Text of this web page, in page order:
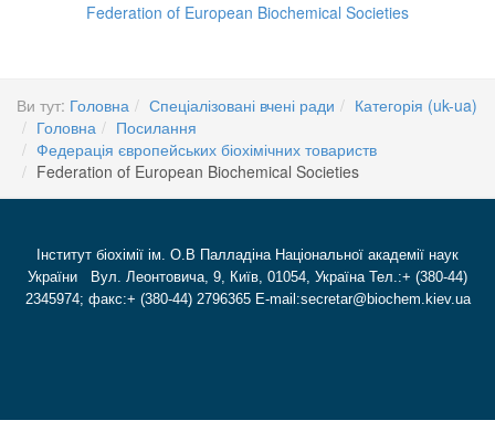
Federation of European Biochemical Societies
Ви тут: Головна Спеціалізовані вчені ради
Категорія (uk-ua)
Головна
Посилання
Федерація європейських біохімічних товариств
Federation of European Biochemical Societies
Інститут біохімії ім. О.В Палладіна Національної академії наук
України Вул. Леонтовича, 9, Київ, 01054, Україна Тел.:+ (380-44)
2345974; факс:+ (380-44) 2796365 E-mail:secretar@biochem.kiev.ua